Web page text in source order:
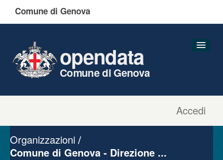
Comune di Genova
Accedi
opendata
Comune di Genova
Gruppi
Organizzazioni
Comune di Genova - Direzione ...